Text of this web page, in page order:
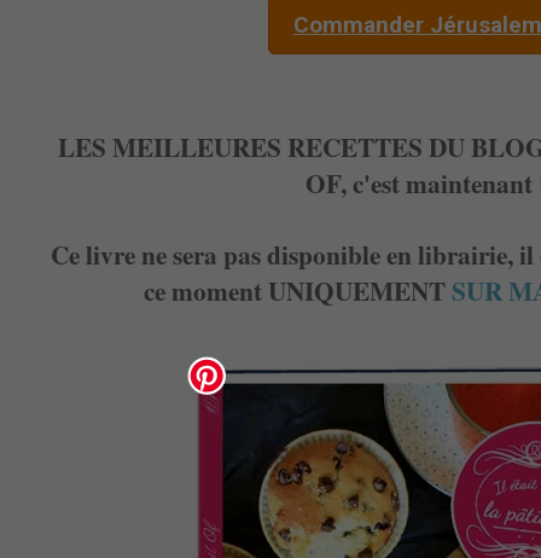
Commander Jérusalem
LES MEILLEURES RECETTES DU
OF, c'est maintenant
Ce livre ne sera pas disponible en librairie, il
ce moment UNIQUEMENTSUR